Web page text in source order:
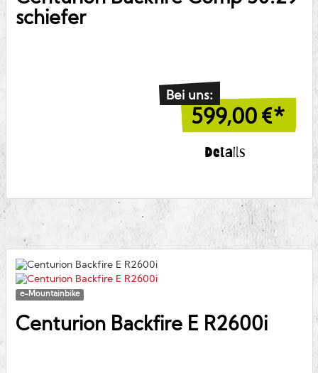
schiefer
Bei uns:
599,00 €*
Details
e-Mountainbike
CenturionBackfire E R2600i